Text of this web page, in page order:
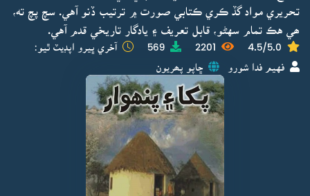
تحريري مواد گڏ ڪري ڪتابي صورت ۾ ترتيب ڏنو آهي. سچ پچ ته،
ھي هڪ تمام سهڻو، قابل تعريف ۽ يادگار تاريخي قدم آهي.
4.5/5.0
2201
569 آخري ڀيرو اپڊيٽ ٿيو:
فهيم فدا شورو ڇاپو پھريون